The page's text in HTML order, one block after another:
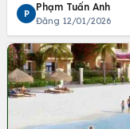
P
Phạm Tuấn Anh
Đăng 12/01/2026